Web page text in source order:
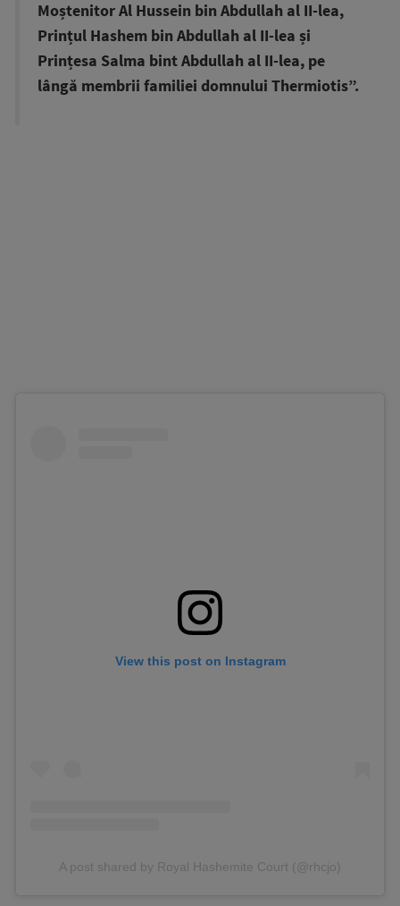
Moștenitor Al Hussein bin Abdullah al II-lea,
Prințul Hashem bin Abdullah al II-lea și
Prințesa Salma bint Abdullah al II-lea, pe
lângă membrii familiei domnului Thermiotis”.
View this post on Instagram
A post shared by Royal Hashemite Court (@rhcjo)